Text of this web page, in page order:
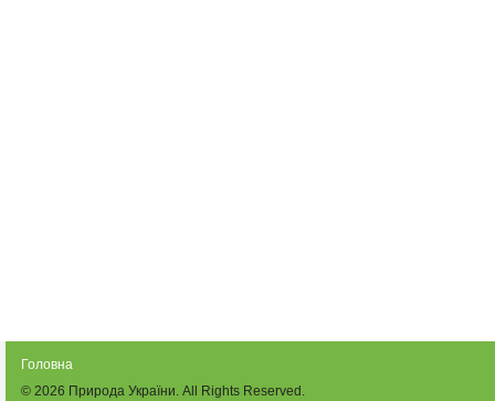
Головна
© 2026 Природа України. All Rights Reserved.